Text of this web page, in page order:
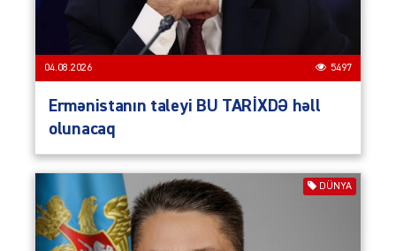
04.08.2026 5497
Ermənistanın taleyi BU TARİXDƏ həll
olunacaq
DÜNYA